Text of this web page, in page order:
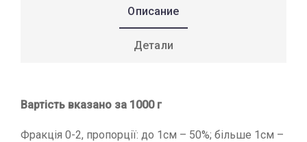
Описание
Детали
Вартість вказано за 1000 г
Фракція 0-2, пропорції: до 1см – 50%; більше 1см –